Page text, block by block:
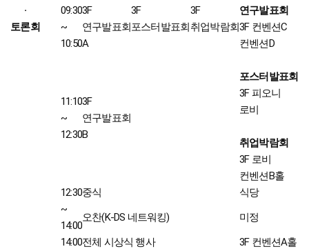
·
토론회
09:30
~
10:50
3F
연구발표회
A
3F
포스터발표회
3F
취업박람회
연구발표회
3F 컨벤션C
컨벤션D
포스터발표회
3F 피오니
로비
취업박람회
3F 로비
컨벤션B홀
11:10
~
12:30
3F
연구발표회
B
12:30
~
14:00
중식
식당
오찬(K-DS 네트워킹)
미정
14:00전체 시상식 행사
3F 컨벤션A홀